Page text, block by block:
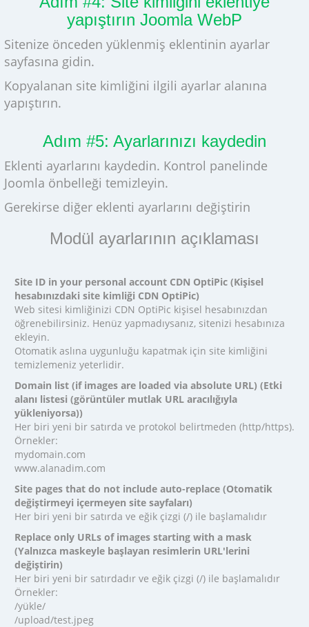
yapıştırın Joomla WebP
Sitenize önceden yüklenmiş eklentinin ayarlar
sayfasına gidin.
Kopyalanan site kimliğini ilgili ayarlar alanına
yapıştırın.
Adım #5: Ayarlarınızı kaydedin
Eklenti ayarlarını kaydedin. Kontrol panelinde
Joomla önbelleği temizleyin.
Gerekirse diğer eklenti ayarlarını değiştirin
Modül ayarlarının açıklaması
Site ID in your personal account CDN OptiPic (Kişisel
hesabınızdaki site kimliği CDN OptiPic)
Web sitesi kimliğinizi CDN OptiPic kişisel hesabınızdan
öğrenebilirsiniz. Henüz yapmadıysanız, sitenizi hesabınıza
ekleyin.
Otomatik aslına uygunluğu kapatmak için site kimliğini
temizlemeniz yeterlidir.
Domain list (if images are loaded via absolute URL) (Etki
alanı listesi (görüntüler mutlak URL aracılığıyla
yükleniyorsa))
Her biri yeni bir satırda ve protokol belirtmeden (http/https).
Örnekler:
mydomain.com
www.alanadim.com
Site pages that do not include auto-replace (Otomatik
değiştirmeyi içermeyen site sayfaları)
Her biri yeni bir satırda ve eğik çizgi (/) ile başlamalıdır
Replace only URLs of images starting with a mask
(Yalnızca maskeyle başlayan resimlerin URL'lerini
değiştirin)
Her biri yeni bir satırdadır ve eğik çizgi (/) ile başlamalıdır
Örnekler:
/yükle/
/upload/test.jpeg